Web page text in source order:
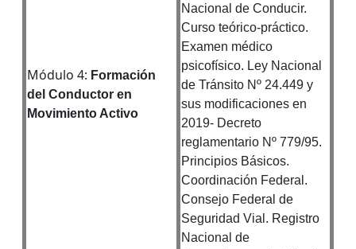
Módulo 4: Formación
del Conductor en
Movimiento Activo
Nacional de Conducir.
Curso teórico-práctico.
Examen médico
psicofísico. Ley Nacional
de Tránsito Nº 24.449 y
sus modificaciones en
2019- Decreto
reglamentario Nº 779/95.
Principios Básicos.
Coordinación Federal.
Consejo Federal de
Seguridad Vial. Registro
Nacional de